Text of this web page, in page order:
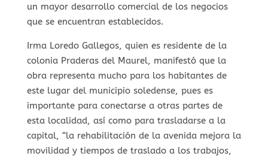
un mayor desarrollo comercial de los negocios
que se encuentran establecidos.
Irma Loredo Gallegos, quien es residente de la
colonia Praderas del Maurel, manifestó que la
obra representa mucho para los habitantes de
este lugar del municipio soledense, pues es
importante para conectarse a otras partes de
esta localidad, así como para trasladarse a la
capital, “la rehabilitación de la avenida mejora la
movilidad y tiempos de traslado a los trabajos,